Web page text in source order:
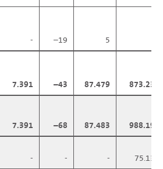
- –19 5
7.391 –43 87.479 873.231
7.391 –68 87.483
988.195
- - -
75.133